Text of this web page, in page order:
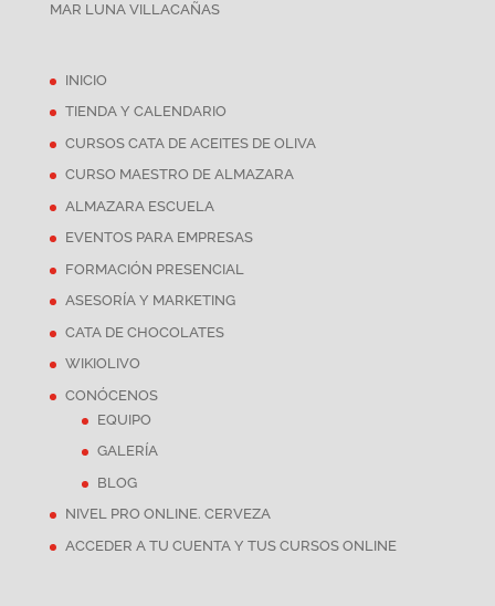
MAR LUNA VILLACAÑAS
INICIO
TIENDA Y CALENDARIO
CURSOS CATA DE ACEITES DE OLIVA
CURSO MAESTRO DE ALMAZARA
ALMAZARA ESCUELA
EVENTOS PARA EMPRESAS
FORMACIÓN PRESENCIAL
ASESORÍA Y MARKETING
CATA DE CHOCOLATES
WIKIOLIVO
CONÓCENOS
EQUIPO
GALERÍA
BLOG
NIVEL PRO ONLINE. CERVEZA
ACCEDER A TU CUENTA Y TUS CURSOS ONLINE